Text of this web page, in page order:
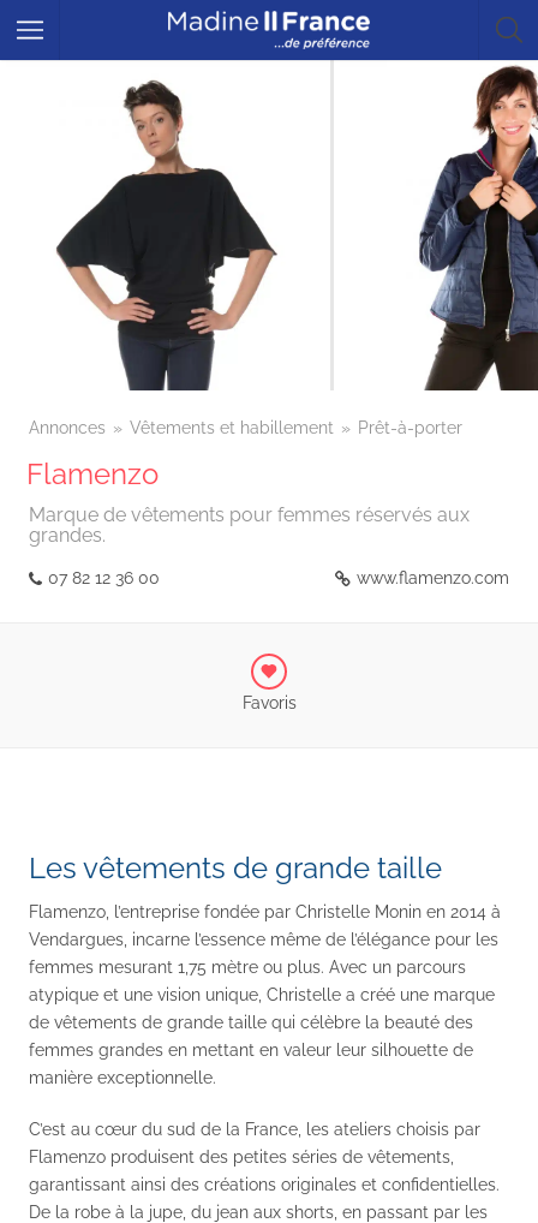
Annonces Vêtements et habillement Prêt-à-porter
Flamenzo
Marque de vêtements pour femmes réservés aux
grandes.
07 82 12 36 00 www.flamenzo.com
Favoris
Les vêtements de grande taille
Flamenzo, l’entreprise fondée par Christelle Monin en 2014 à
Vendargues, incarne l’essence même de l’élégance pour les
femmes mesurant 1,75 mètre ou plus. Avec un parcours
atypique et une vision unique, Christelle a créé une marque
de vêtements de grande taille qui célèbre la beauté des
femmes grandes en mettant en valeur leur silhouette de
manière exceptionnelle.
C’est au cœur du sud de la France, les ateliers choisis par
Flamenzo produisent des petites séries de vêtements,
garantissant ainsi des créations originales et confidentielles.
De la robe à la jupe, du jean aux shorts, en passant par les